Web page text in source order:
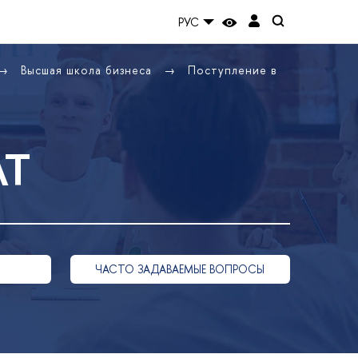
РУС
Высшая школа бизнеса
Поступление в
ЧАСТО ЗАДАВАЕМЫЕ ВОПРОСЫ